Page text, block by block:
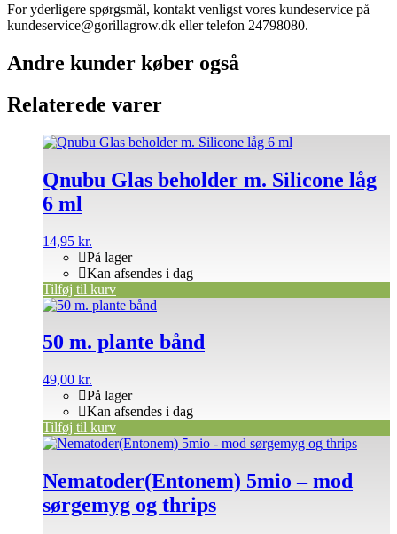
For yderligere spørgsmål, kontakt venligst vores kundeservice på
kundeservice@gorillagrow.dk eller telefon 24798080.
Andre kunder køber også
Relaterede varer
Qnubu Glas beholder m. Silicone låg
6 ml
14,95 kr.
På lager
Kan afsendes i dag
Tilføj til kurv
50 m. plante bånd
49,00 kr.
På lager
Kan afsendes i dag
Tilføj til kurv
Nematoder(Entonem) 5mio – mod
sørgemyg og thrips